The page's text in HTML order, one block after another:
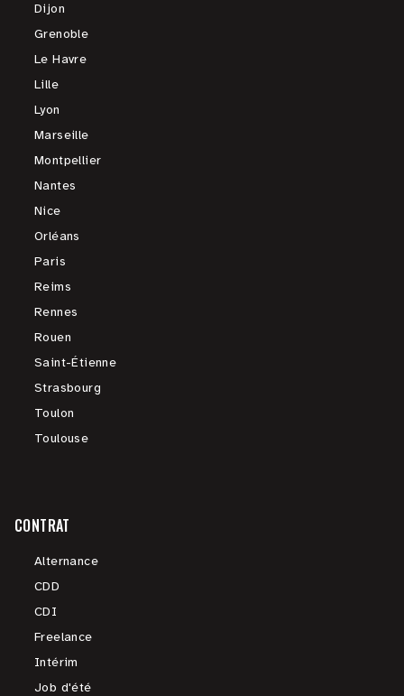
Dijon
Grenoble
Le Havre
Lille
Lyon
Marseille
Montpellier
Nantes
Nice
Orléans
Paris
Reims
Rennes
Rouen
Saint-Étienne
Strasbourg
Toulon
Toulouse
CONTRAT
Alternance
CDD
CDI
Freelance
Intérim
Job d'été